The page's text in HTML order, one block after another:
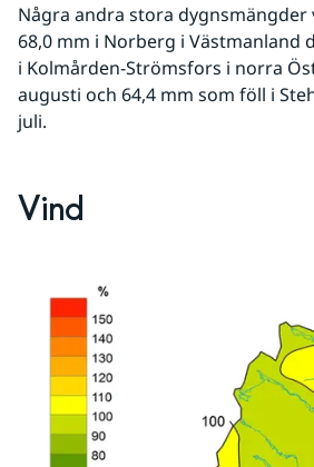
Några andra stora
68,0 mm i Norberg i Västmanland
i Kolmården-Strömsfors i norra
augusti och 64,4 mm som föll i
juli.
Vind